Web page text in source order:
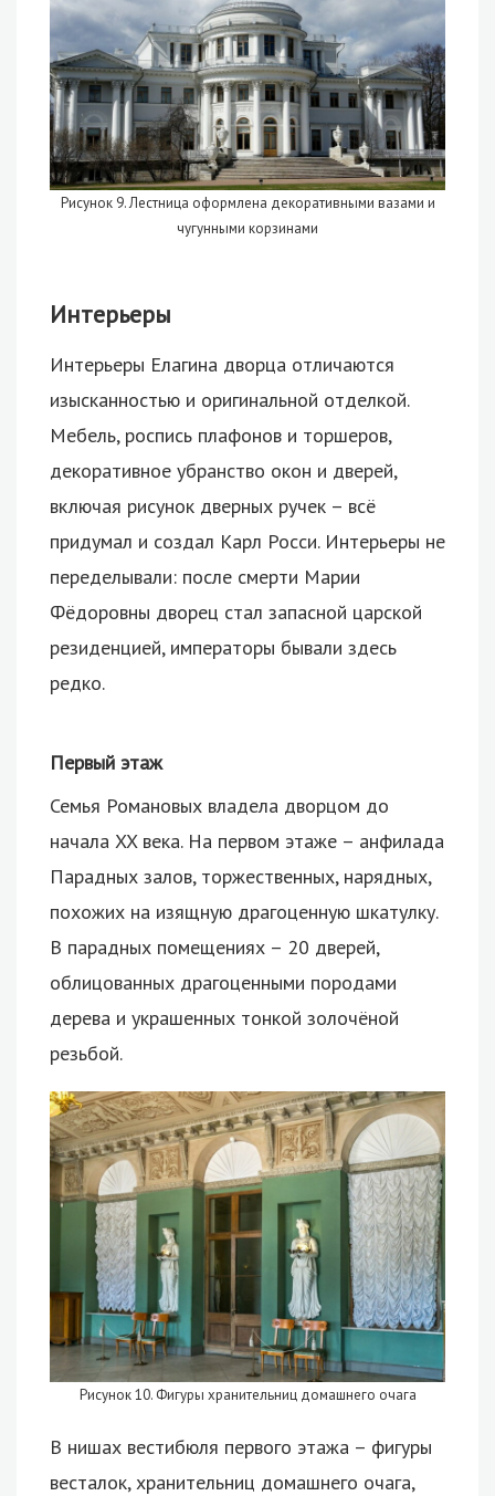
Рисунок 9. Лестница оформлена декоративными вазами и
чугунными корзинами
Интерьеры
Интерьеры Елагина дворца отличаются
изысканностью и оригинальной отделкой.
Мебель, роспись плафонов и торшеров,
декоративное убранство окон и дверей,
включая рисунок дверных ручек – всё
придумал и создал Карл Росси. Интерьеры не
переделывали: после смерти Марии
Фёдоровны дворец стал запасной царской
резиденцией, императоры бывали здесь
редко.
Первый этаж
Семья Романовых владела дворцом до
начала XX века. На первом этаже – анфилада
Парадных залов, торжественных, нарядных,
похожих на изящную драгоценную шкатулку.
В парадных помещениях – 20 дверей,
облицованных драгоценными породами
дерева и украшенных тонкой золочёной
резьбой.
Рисунок 10. Фигуры хранительниц домашнего очага
В нишах вестибюля первого этажа – фигуры
весталок, хранительниц домашнего очага,